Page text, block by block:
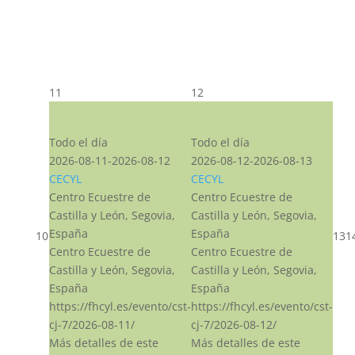
10
11
Todo el día
2026-08-11-2026-08-12
CECYL
Centro Ecuestre de
Castilla y León, Segovia,
España
Centro Ecuestre de
Castilla y León, Segovia,
España
https://fhcyl.es/evento/cst-
cj-7/2026-08-11/
Más detalles de este
12
Todo el día
2026-08-12-2026-08-13
CECYL
Centro Ecuestre de
Castilla y León, Segovia,
España
Centro Ecuestre de
Castilla y León, Segovia,
España
https://fhcyl.es/evento/cst-
cj-7/2026-08-12/
Más detalles de este
13